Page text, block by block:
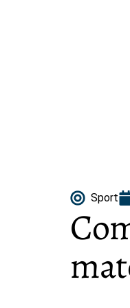
Sport